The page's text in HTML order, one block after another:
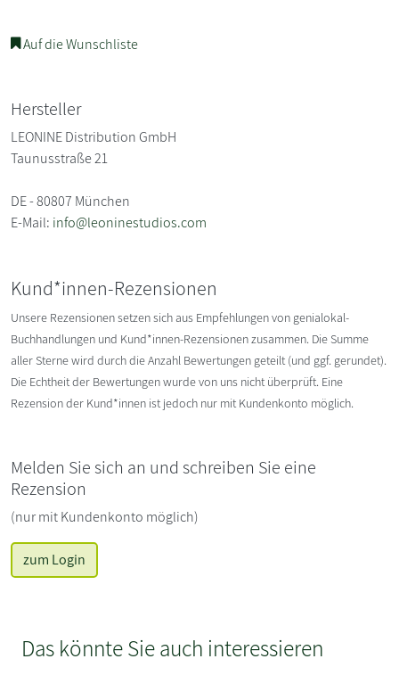
Auf die Wunschliste
Hersteller
LEONINE Distribution GmbH
Taunusstraße 21
DE - 80807 München
E-Mail: info@leoninestudios.com
Kund*innen-Rezensionen
Unsere Rezensionen setzen sich aus Empfehlungen von genialokal-
Buchhandlungen und Kund*innen-Rezensionen zusammen. Die Summe
aller Sterne wird durch die Anzahl Bewertungen geteilt (und ggf. gerundet).
Die Echtheit der Bewertungen wurde von uns nicht überprüft. Eine
Rezension der Kund*innen ist jedoch nur mit Kundenkonto möglich.
Melden Sie sich an und schreiben Sie eine
Rezension
(nur mit Kundenkonto möglich)
zum Login
Das könnte Sie auch interessieren